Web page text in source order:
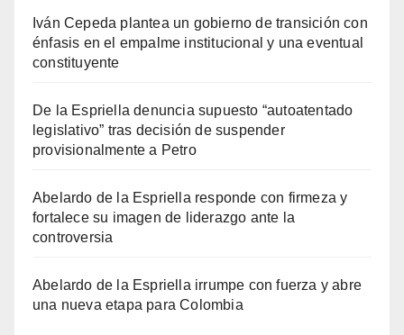
Iván Cepeda plantea un gobierno de transición con
énfasis en el empalme institucional y una eventual
constituyente
De la Espriella denuncia supuesto “autoatentado
legislativo” tras decisión de suspender
provisionalmente a Petro
Abelardo de la Espriella responde con firmeza y
fortalece su imagen de liderazgo ante la
controversia
Abelardo de la Espriella irrumpe con fuerza y abre
una nueva etapa para Colombia